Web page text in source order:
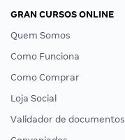
GRAN CURSOS ONLINE
Quem Somos
Como Funciona
Como Comprar
Loja Social
Validador de documentos